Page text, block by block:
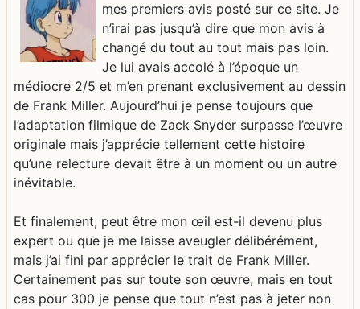
mes premiers avis posté sur ce site. Je
n’irai pas jusqu’à dire que mon avis à
changé du tout au tout mais pas loin.
Je lui avais accolé à l’époque un
médiocre 2/5 et m’en prenant exclusivement au dessin
de Frank Miller. Aujourd’hui je pense toujours que
l’adaptation filmique de Zack Snyder surpasse l’œuvre
originale mais j’apprécie tellement cette histoire
qu’une relecture devait être à un moment ou un autre
inévitable.
Et finalement, peut être mon œil est-il devenu plus
expert ou que je me laisse aveugler délibérément,
mais j’ai fini par apprécier le trait de Frank Miller.
Certainement pas sur toute son œuvre, mais en tout
cas pour 300 je pense que tout n’est pas à jeter non